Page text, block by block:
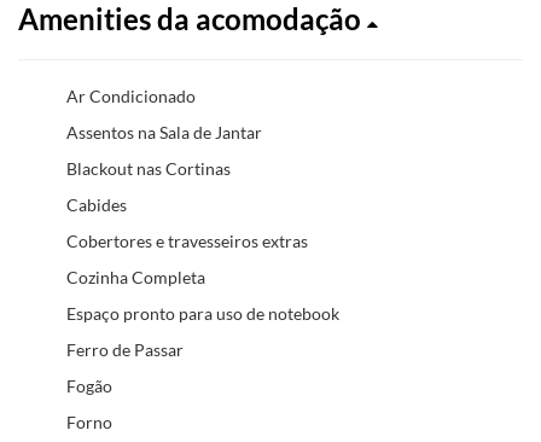
Amenities da acomodação
Ar Condicionado
Assentos na Sala de Jantar
Blackout nas Cortinas
Cabides
Cobertores e travesseiros extras
Cozinha Completa
Espaço pronto para uso de notebook
Ferro de Passar
Fogão
Forno